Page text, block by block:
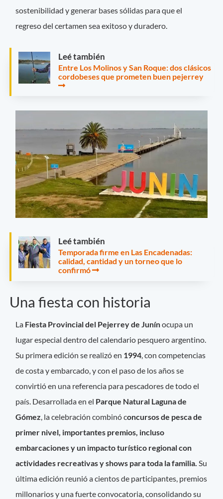
sostenibilidad y generar bases sólidas para que el
regreso del certamen sea exitoso y duradero.
Leé también
Entre Los Molinos y San Roque: dos clásicos
cordobeses que prometen buen pejerrey
Leé también
Temporada firme en Las Encadenadas:
calidad, cantidad y un torneo que lo
confirmó
Una fiesta con historia
La Fiesta Provincial del Pejerrey de Junínocupa un
lugar especial dentro del calendario pesquero argentino.
Su primera edición se realizó en 1994 , con competencias
de costa y embarcado, y con el paso de los años se
convirtió en una referencia para pescadores de todo el
país. Desarrollada en el Parque Natural Laguna de
Gómez , la celebración combinó concursos de pesca de
primer nivel, importantes premios, incluso
embarcaciones y un impacto turístico regional con
actividades recreativas y shows para toda la familia. Su
última edición reunió a cientos de participantes, premios
millonarios y una fuerte convocatoria, consolidando su